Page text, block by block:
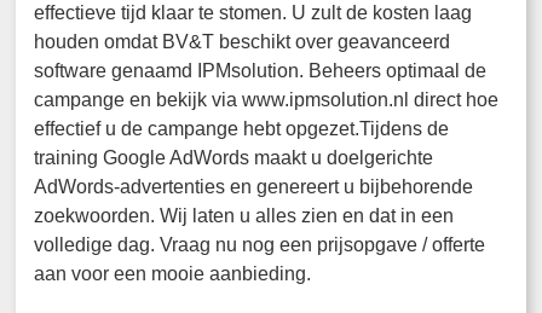
effectieve tijd klaar te stomen. U zult de kosten laag
houden omdat BV&T beschikt over geavanceerd
software genaamd IPMsolution. Beheers optimaal de
campange en bekijk via www.ipmsolution.nl direct hoe
effectief u de campange hebt opgezet.Tijdens de
training Google AdWords maakt u doelgerichte
AdWords-advertenties en genereert u bijbehorende
zoekwoorden. Wij laten u alles zien en dat in een
volledige dag. Vraag nu nog een prijsopgave / offerte
aan voor een mooie aanbieding.